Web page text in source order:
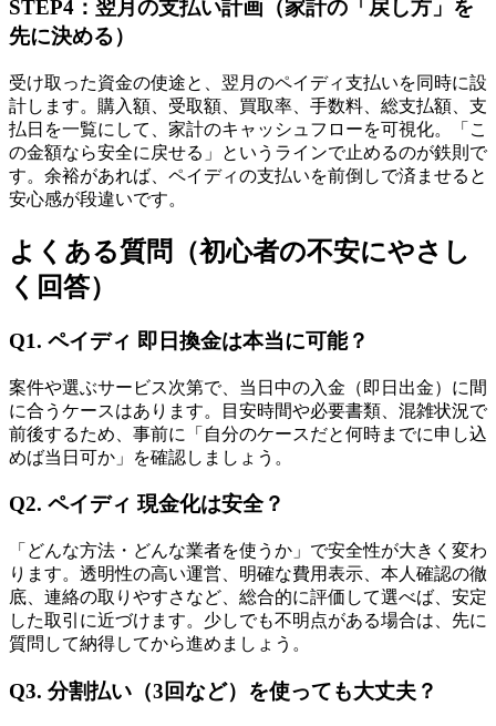
STEP4：翌月の支払い計画（家計の「戻し方」を
先に決める）
受け取った資金の使途と、翌月のペイディ支払いを同時に設
計します。購入額、受取額、買取率、手数料、総支払額、支
払日を一覧にして、家計のキャッシュフローを可視化。「こ
の金額なら安全に戻せる」というラインで止めるのが鉄則で
す。余裕があれば、ペイディの支払いを前倒しで済ませると
安心感が段違いです。
よくある質問（初心者の不安にやさし
く回答）
Q1. ペイディ 即日換金は本当に可能？
案件や選ぶサービス次第で、当日中の入金（即日出金）に間
に合うケースはあります。目安時間や必要書類、混雑状況で
前後するため、事前に「自分のケースだと何時までに申し込
めば当日可か」を確認しましょう。
Q2. ペイディ 現金化は安全？
「どんな方法・どんな業者を使うか」で安全性が大きく変わ
ります。透明性の高い運営、明確な費用表示、本人確認の徹
底、連絡の取りやすさなど、総合的に評価して選べば、安定
した取引に近づけます。少しでも不明点がある場合は、先に
質問して納得してから進めましょう。
Q3. 分割払い（3回など）を使っても大丈夫？